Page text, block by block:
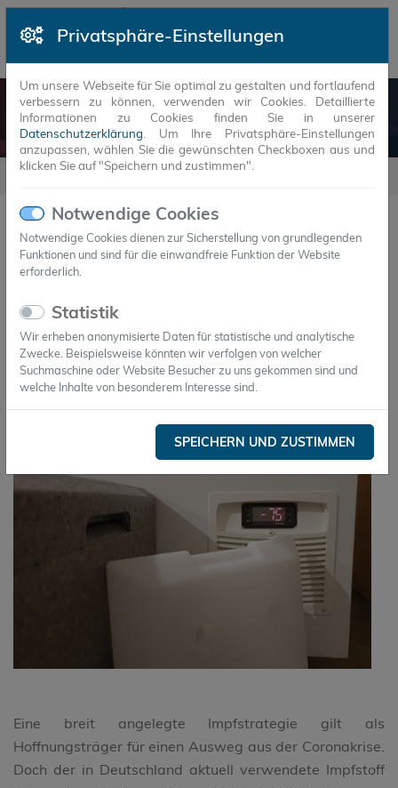
Privatsphäre-Einstellungen
Um unsere Webseite für Sie optimal zu gestalten und fortlaufend
verbessern zu können, verwenden wir Cookies. Detaillierte
Informationen zu Cookies finden Sie in unserer
Datenschutzerklärung . Um Ihre Privatsphäre-Einstellungen
anzupassen, wählen Sie die gewünschten Checkboxen aus und
klicken Sie auf "Speichern und zustimmen".
Notwendige Cookies
Notwendige Cookies dienen zur Sicherstellung von grundlegenden
Funktionen und sind für die einwandfreie Funktion der Website
erforderlich.
Statistik
Wir erheben anonymisierte Daten für statistische und analytische
Zwecke. Beispielsweise könnten wir verfolgen von welcher
Suchmaschine oder Website Besucher zu uns gekommen sind und
welche Inhalte von besonderem Interesse sind.
SPEICHERN UND ZUSTIMMEN
NEUIGKEITEN
JAHR MONAT
Axiotherm entwickelt nachhaltige
Kältespeicher für BioNTech-Impfstoff
Ganz ohne Trockeneis
Eine breit angelegte Impfstrategie gilt als
Hoffnungsträger für einen Ausweg aus der Coronakrise.
Doch der in Deutschland aktuell verwendete Impfstoff